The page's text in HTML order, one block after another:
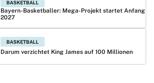
BASKETBALL
Bayern-Basketballer: Mega-Projekt startet Anfang
2027
BASKETBALL
Darum verzichtet King James auf 100 Millionen